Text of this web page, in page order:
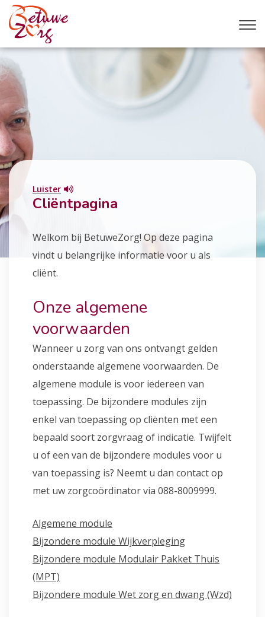
Luister
Cliëntpagina
Welkom bij BetuweZorg! Op deze pagina
vindt u belangrijke informatie voor u als
cliënt.
Onze algemene
voorwaarden
Wanneer u zorg van ons ontvangt gelden
onderstaande algemene voorwaarden. De
algemene module is voor iedereen van
toepassing. De bijzondere modules zijn
enkel van toepassing op cliënten met een
bepaald soort zorgvraag of indicatie. Twijfelt
u of een van de bijzondere modules voor u
van toepassing is? Neemt u dan contact op
met uw zorgcoördinator via 088-8009999.
Algemene module
Bijzondere module Wijkverpleging
Bijzondere module Modulair Pakket Thuis
(MPT)
Bijzondere module Wet zorg en dwang (Wzd)